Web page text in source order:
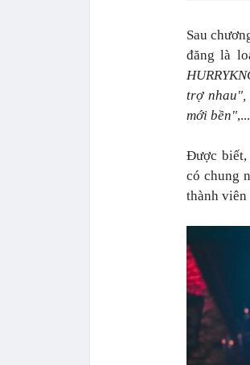
Sau
đăng là
trợ nhau",
mới bền"
Được biết,
có chung
thành viên